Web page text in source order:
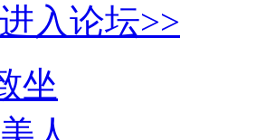
进入论坛>>